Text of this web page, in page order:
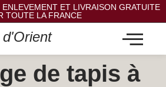
ET LIVRAISON GRATUITE
TOUTE LA FRANCE
de tapis à